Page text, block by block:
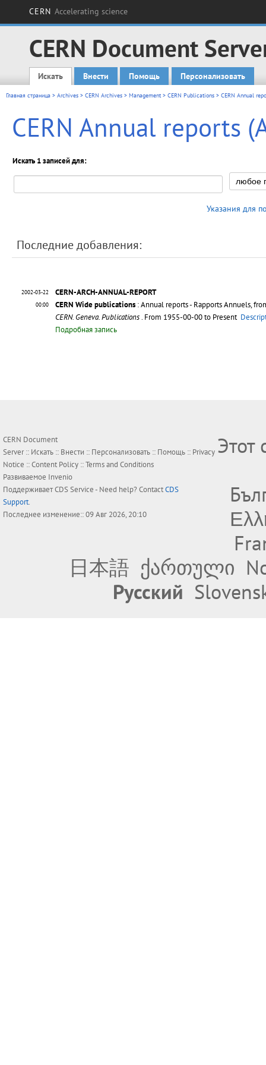
CERN Accelerating science
CERN Document
Main menu
Искать Внести Помощь Персонализовать
Главная страница > Archives > CERN Archives > Management> CERN Publications > CERN Annual
CERN Annual reports
Искать 1 записей для:
Указания для
Последние добавления:
2002-03-22
00:00
CERN-ARCH-ANNUAL-REPORT
CERN Wide publications : Annual reports - Rapports Annuels,
CERN. Geneva. Publications. From 1955-00-00 to Present
Подробная запись
CERN Document
Server :: Искать :: Внести :: Персонализовать :: Помощь :: Privacy
Notice ::Content Policy ::Terms and Conditions
Развиваемое Invenio
ПоддерживаетCDS Service- Need help? ContactCDS
Support.
Последнее изменение:: 09 Авг 2026, 20:10
Этот
日本語 ქართული
Русский